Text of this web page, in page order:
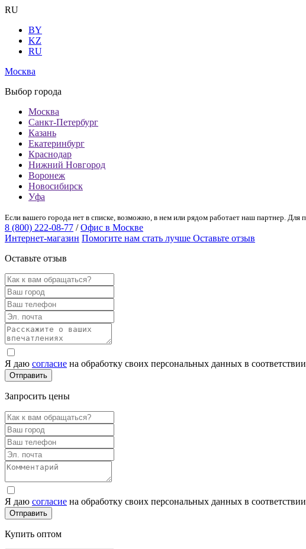
RU
BY
KZ
RU
Москва
Выбор города
Москва
Санкт-Петербург
Казань
Екатеринбург
Краснодар
Нижний Новгород
Воронеж
Новосибирск
Уфа
Если вашего города нет в списке, возможно, в нем или рядом работает наш партнер. Для
8 (800) 222-08-77 / Офис в Москве
Интернет-магазин Помогите нам стать лучше Оставьте отзыв
Оставьте отзыв
Я даю согласие на обработку своих персональных данных в
Запросить цены
Я даю согласие на обработку своих персональных данных в
Купить оптом